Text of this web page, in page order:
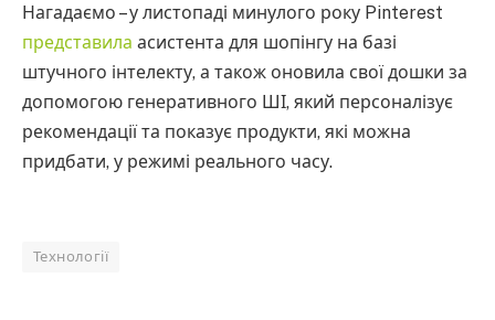
Нагадаємо – у листопаді минулого року Pinterest
представила асистента для шопінгу на базі
штучного інтелекту, а також оновила свої дошки за
допомогою генеративного ШІ, який персоналізує
рекомендації та показує продукти, які можна
придбати, у режимі реального часу.
Технології